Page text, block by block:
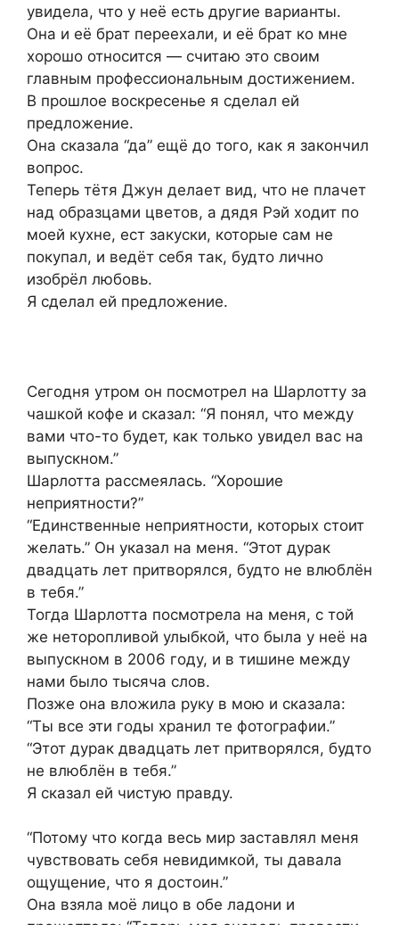
увидела, что у неё есть другие варианты.
Она и её брат переехали, и её брат ко мне
хорошо относится — считаю это своим
главным профессиональным достижением.
В прошлое воскресенье я сделал ей
предложение.
Она сказала “да” ещё до того, как я закончил
вопрос.
Теперь тётя Джун делает вид, что не плачет
над образцами цветов, а дядя Рэй ходит по
моей кухне, ест закуски, которые сам не
покупал, и ведёт себя так, будто лично
изобрёл любовь.
Я сделал ей предложение.
Сегодня утром он посмотрел на Шарлотту за
чашкой кофе и сказал: “Я понял, что между
вами что-то будет, как только увидел вас на
выпускном.”
Шарлотта рассмеялась. “Хорошие
неприятности?”
“Единственные неприятности, которых стоит
желать.” Он указал на меня. “Этот дурак
двадцать лет притворялся, будто не влюблён
в тебя.”
Тогда Шарлотта посмотрела на меня, с той
же неторопливой улыбкой, что была у неё на
выпускном в 2006 году, и в тишине между
нами было тысяча слов.
Позже она вложила руку в мою и сказала:
“Ты все эти годы хранил те фотографии.”
“Этот дурак двадцать лет притворялся, будто
не влюблён в тебя.”
Я сказал ей чистую правду.
“Потому что когда весь мир заставлял меня
чувствовать себя невидимкой, ты давала
ощущение, что я достоин.”
Она взяла моё лицо в обе ладони и